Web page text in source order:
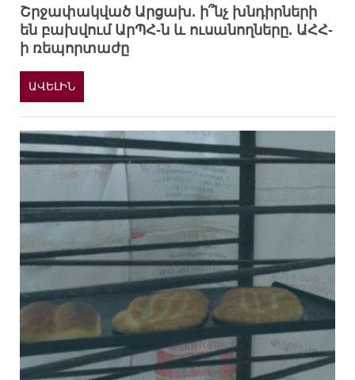
Շրջափակված Արցախ. ի՞նչ խնդիրների
են բախվում ԱրՊՀ-ն և ուսանողները. ԱՀՀ-
ի ռեպորտաժը
ԱՎԵԼԻՆ